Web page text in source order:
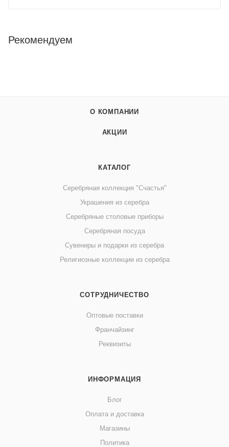
Рекомендуем
О КОМПАНИИ
АКЦИИ
КАТАЛОГ
Серебряная коллекция "Счастья"
Украшения из серебра
Серебряные столовые приборы
Серебряная посуда
Сувениры и подарки из серебра
Религиозные коллекции из серебра
СОТРУДНИЧЕСТВО
Оптовые поставки
Франчайзинг
Реквизиты
ИНФОРМАЦИЯ
Блог
Оплата и доставка
Магазины
Политика